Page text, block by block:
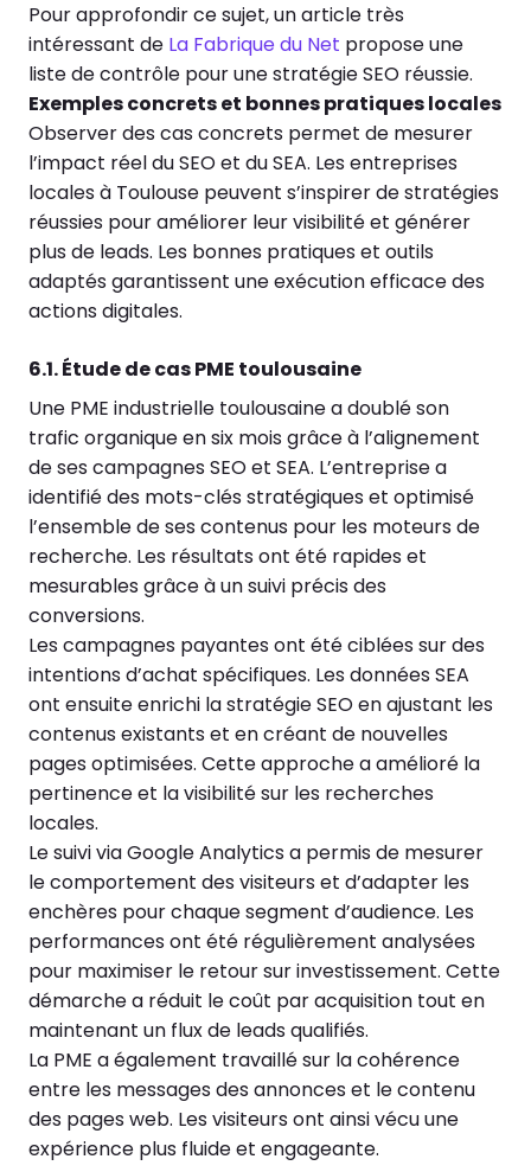
Pour approfondir ce sujet, un article très
intéressant de La Fabrique du Net propose une
liste de contrôle pour une stratégie SEO réussie.
Exemples concrets et bonnes pratiques locales
Observer des cas concrets permet de mesurer
l’impact réel du SEO et du SEA. Les entreprises
locales à Toulouse peuvent s’inspirer de stratégies
réussies pour améliorer leur visibilité et générer
plus de leads. Les bonnes pratiques et outils
adaptés garantissent une exécution efficace des
actions digitales.
6.1. Étude de cas PME toulousaine
Une PME industrielle toulousaine a doublé son
trafic organique en six mois grâce à l’alignement
de ses campagnes SEO et SEA. L’entreprise a
identifié des mots-clés stratégiques et optimisé
l’ensemble de ses contenus pour les moteurs de
recherche. Les résultats ont été rapides et
mesurables grâce à un suivi précis des
conversions.
Les campagnes payantes ont été ciblées sur des
intentions d’achat spécifiques. Les données SEA
ont ensuite enrichi la stratégie SEO en ajustant les
contenus existants et en créant de nouvelles
pages optimisées. Cette approche a amélioré la
pertinence et la visibilité sur les recherches
locales.
Le suivi via Google Analytics a permis de mesurer
le comportement des visiteurs et d’adapter les
enchères pour chaque segment d’audience. Les
performances ont été régulièrement analysées
pour maximiser le retour sur investissement. Cette
démarche a réduit le coût par acquisition tout en
maintenant un flux de leads qualifiés.
La PME a également travaillé sur la cohérence
entre les messages des annonces et le contenu
des pages web. Les visiteurs ont ainsi vécu une
expérience plus fluide et engageante.